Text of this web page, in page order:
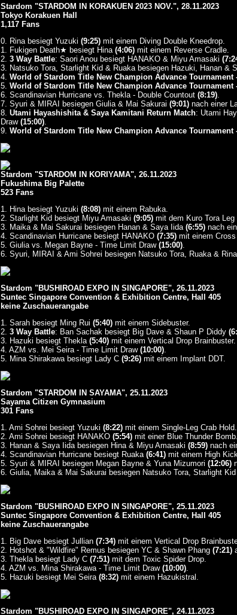
Stardom "STARDOM IN KORAKUEN 2023 NOV.", 28.11.2023
Tokyo Korakuen Hall
1,117 Fans
0. Rina besiegt Yuzuki (9:25)mit einem Diving Double Kneedrop.
1. Fukigen Death★ besiegt Hina (4:06)mit einem Reverse Cradle.
2. 3 Way Battle: Saori Anou besiegt HANAKO & Miyu Amasaki
3. Natsuko Tora, Starlight Kid & Ruaka besiegen Hazuki, Hanan &
4. World of Stardom Title New Champion Advance Tournament
5. World of Stardom Title New Champion Advance Tournament
6. Scandinavian Hurricane vs. Thekla - Double Countout (8:19).
7. Syuri & MIRAI besiegen Giulia & Mai Sakurai (9:01)nach einer
8. Utami Hayashishita & Saya Kamitani Return Match: Utami
Draw (15:00).
9. World of Stardom Title New Champion Advance Tournament
Stardom "STARDOM IN KORIYAMA", 26.11.2023
Fukushima Big Palette
523 Fans
1. Hina besiegt Yuzuki (8:08)mit einem Rabuka.
2. Starlight Kid besiegt Miyu Amasaki (9:05)mit dem Kuro Tora Leg
3. Maika & Mai Sakurai besiegen Hanan & Saya Iida (6:55)nach
4. Scandinavian Hurricane besiegt HANAKO (7:35)mit einem Cross
5. Giulia vs. Megan Bayne - Time Limit Draw (15:00).
6. Syuri, MIRAI & Ami Sohrei besiegen Natsuko Tora, Ruaka & Rina
Stardom "BUSHIROAD EXPO IN SINGAPORE", 26.11.2023
Suntec Singapore Convention & Exhibition Centre, Hall 405
keine Zuschauerangabe
1. Sarah besiegt Ming Rui (5:40)mit einem Sidebuster.
2. 3 Way Battle: Ban Sachak besiegt Big Dave & Shaun P Diddy
3. Hazuki besiegt Thekla (5:40)mit einem Vertical Drop Brainbuster.
4. AZM vs. Mei Seira - Time Limit Draw (10:00).
5. Mina Shirakawa besiegt Lady C (9:26)mit einem Implant DDT.
Stardom "STARDOM IN SAYAMA", 25.11.2023
Sayama Citizen Gymnasium
301 Fans
1. Ami Sohrei besiegt Yuzuki (8:22)mit einem Single-Leg Crab Hold.
2. Ami Sohrei besiegt HANAKO (5:54)mit einer Blue Thunder Bomb.
3. Hanan & Saya Iida besiegen Hina & Miyu Amasaki (8:59)nach
4. Scandinavian Hurricane besiegt Ruaka (6:41)mit einem High
5. Syuri & MIRAI besiegen Megan Bayne & Yuna Mizumori (12:06)
6. Giulia, Maika & Mai Sakurai besiegen Natsuko Tora, Starlight
Stardom "BUSHIROAD EXPO IN SINGAPORE", 25.11.2023
Suntec Singapore Convention & Exhibition Centre, Hall 405
keine Zuschauerangabe
1. Big Dave besiegt Jullian (7:34)mit einem Vertical Drop
2. Hotshot & "Wildfire" Remus besiegen YC & Shawn Phang (7:21)
3. Thekla besiegt Lady C (7:51)mit dem Toxic Spider Drop.
4. AZM vs. Mina Shirakawa - Time Limit Draw (10:00).
5. Hazuki besiegt Mei Seira (8:32)mit einem Hazukistral.
Stardom "BUSHIROAD EXPO IN SINGAPORE", 24.11.2023